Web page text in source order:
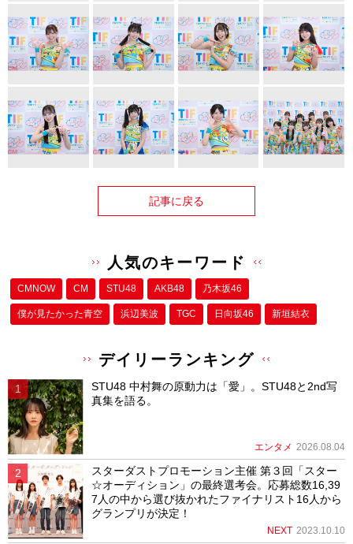
記事に戻る
人気のキーワード
CMNOW CM STU48 AKB48 乃木坂46
僕が⾒たかった⻘空 浜辺美波 TGC 日向坂46 新垣結衣
デイリーランキング
STU48 中村舞の原動力は「愛」。STU48と2nd写
真集を語る。
エンタメ 2026.08.04
スターダストプロモーション主催 第３回「スター
☆オーディション」の最終選考会。応募総数16,39
7人の中から選び抜かれたファイナリスト16人から
グランプリが決定！
NEXT 2023.10.10